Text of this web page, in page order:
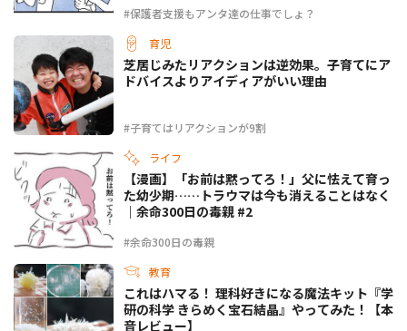
#保護者支援もアンタ達の仕事でしょ？
育児
#子育てはリアクションが9割
芝居じみたリアクションは逆効果。子育てにア
ドバイスよりアイディアがいい理由
ライフ
#余命300日の毒親
【漫画】「お前は黙ってろ！」父に怯えて育っ
た幼少期……トラウマは今も消えることはなく
｜余命300日の毒親 #2
教育
これはハマる！ 理科好きになる魔法キット『学
研の科学 きらめく宝石結晶』やってみた！【本
音レビュー】